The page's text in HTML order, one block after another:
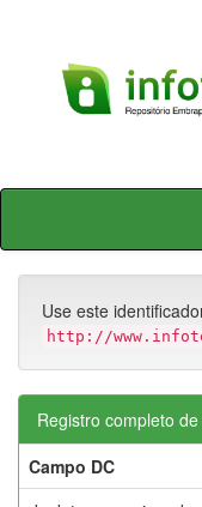
Skip
Use este
http://
Registro completo
Campo DC